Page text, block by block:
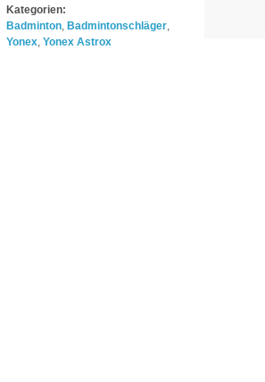
Kategorien:
Badminton Badmintonschläger
Yonex Yonex Astrox